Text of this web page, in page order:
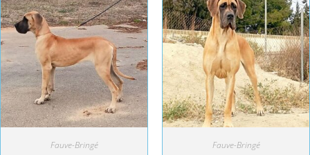
Fauve-Bringé Fauve-Bringé